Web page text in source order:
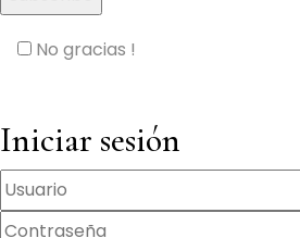
No gracias !
Iniciar sesión